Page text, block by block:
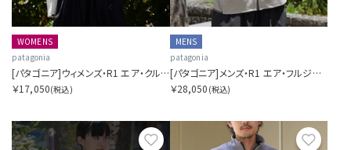
WOMENS
patagonia
[パタゴニア]ウィメンズ・R1 エア・クルー
￥17,050(税込)
MENS
patagonia
[パタゴニア]メンズ・R1 エア・フルジップ・フーディ
￥28,050 (税込)
お気に入り